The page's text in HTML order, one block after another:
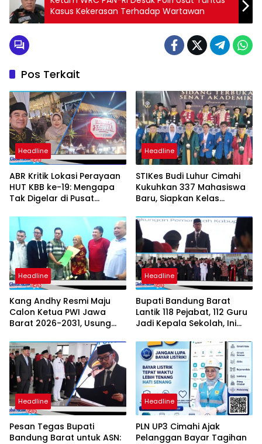
Kasus Kekerasan Terhadap Wartawan
Pos Terkait
Headline
ABR Kritik Lokasi Perayaan
HUT KBB ke-19: Mengapa
Tak Digelar di Pusat
Headline
STIKes Budi Luhur Cimahi
Kukuhkan 337 Mahasiswa
Baru, Siapkan Kelas
Student Exchange ke
Filipina
Headline
Kang Andhy Resmi Maju
Calon Ketua PWI Jawa
Barat 2026-2031, Usung
Headline
Bupati Bandung Barat
Lantik 118 Pejabat, 112 Guru
Jadi Kepala Sekolah, Ini
Barunya
Headline
Pesan Tegas Bupati
Bandung Barat untuk ASN:
Headline
PLN UP3 Cimahi Ajak
Pelanggan Bayar Tagihan